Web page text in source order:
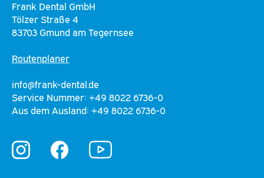
Frank Dental GmbH
Tölzer Straße 4
83703 Gmund am Tegernsee
Routenplaner
info@frank-dental.de
Service Nummer: +49 8022 6736-0
Aus dem Ausland: +49 8022 6736-0
InstagramFacebook YouTube